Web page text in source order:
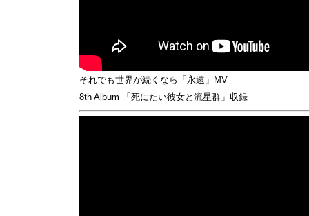
それでも世界が続くなら「永遠」MV
8th Album 「死にたい彼女と流星群」収録